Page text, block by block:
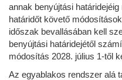
annak benyújtási
határidőt követő
időszak bevallásában kell
benyújtási határidejétől
módosítás 2028. július 1-től
Az egyablakos rendszer alá